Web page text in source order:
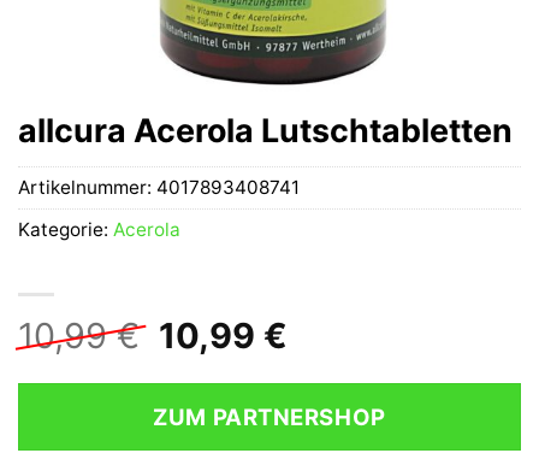
allcura Acerola Lutschtabletten
10,99€ Ursprünglicher
Preis
war:
10,99 €
10,99 €
ist:
10,99 €.
ZUM PARTNERSHOP
Artikelnummer: 4017893408741
Kategorie: Acerola